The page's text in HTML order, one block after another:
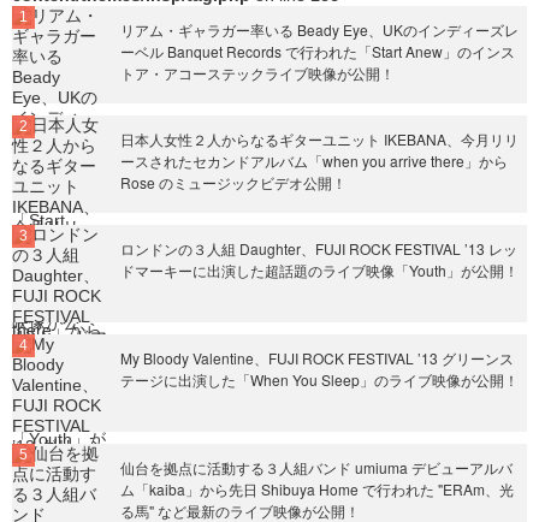
リアム・ギャラガー率いる Beady Eye、UKのインディーズレ
ーベル Banquet Records で行われた「Start Anew」のインス
トア・アコーステックライブ映像が公開！
日本人女性２人からなるギターユニット IKEBANA、今月リリ
ースされたセカンドアルバム「when you arrive there」から
Rose のミュージックビデオ公開！
ロンドンの３人組 Daughter、FUJI ROCK FESTIVAL ’13 レッ
ドマーキーに出演した超話題のライブ映像「Youth」が公開！
My Bloody Valentine、FUJI ROCK FESTIVAL ’13 グリーンス
テージに出演した「When You Sleep」のライブ映像が公開！
仙台を拠点に活動する３人組バンド umiuma デビューアルバ
ム「kaiba」から先日 Shibuya Home で行われた "ERAm、光
る馬" など最新のライブ映像が公開！